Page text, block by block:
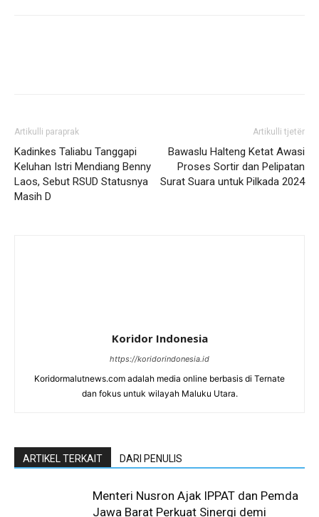
Artikulli paraprak
Kadinkes Taliabu Tanggapi
Keluhan Istri Mendiang Benny
Laos, Sebut RSUD Statusnya
Masih D
Artikulli tjetër
Bawaslu Halteng Ketat Awasi
Proses Sortir dan Pelipatan
Surat Suara untuk Pilkada 2024
Koridor Indonesia
https://koridorindonesia.id
Koridormalutnews.com adalah media online berbasis di Ternate
dan fokus untuk wilayah Maluku Utara.
ARTIKEL TERKAIT DARI PENULIS
Menteri Nusron Ajak IPPAT dan Pemda
Jawa Barat Perkuat Sinergi demi